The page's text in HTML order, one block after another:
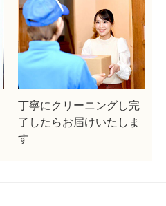
丁寧にクリーニングし完
了したらお届けいたしま
す